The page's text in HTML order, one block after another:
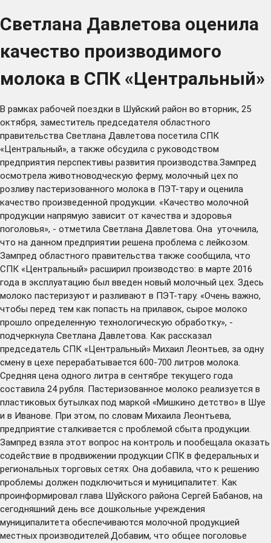
Светлана Давлетова оценила
качество производимого
молока в СПК «Центральный»
В рамках рабочей поездки в Шуйский район во вторник, 25
октября, заместитель председателя областного
правительства Светлана Давлетова посетила СПК
«Центральный», а также обсудила с руководством
предприятия перспективы развития производства.Зампред
осмотрела животноводческую ферму, молочный цех по
розливу пастеризованного молока в ПЭТ-тару и оценила
качество произведенной продукции. «Качество молочной
продукции напрямую зависит от качества и здоровья
поголовья», - отметила Светлана Давлетова. Она уточнила,
что на данном предприятии решена проблема с лейкозом.
Зампред областного правительства также сообщила, что
СПК «Центральный» расширил производство: в марте 2016
года в эксплуатацию был введен новый молочный цех. Здесь
молоко пастеризуют и разливают в ПЭТ-тару. «Очень важно,
чтобы перед тем как попасть на прилавок, сырое молоко
прошло определенную технологическую обработку», -
подчеркнула Светлана Давлетова. Как рассказал
председатель СПК «Центральный» Михаил Леонтьев, за одну
смену в цехе перерабатывается 600-700 литров молока.
Средняя цена одного литра в сентябре текущего года
составила 24 рубля. Пастеризованное молоко реализуется в
пластиковых бутылках под маркой «Мишкино детство» в Шуе
и в Иванове. При этом, по словам Михаила Леонтьева,
предприятие сталкивается с проблемой сбыта продукции.
Зампред взяла этот вопрос на контроль и пообещала оказать
содействие в продвижении продукции СПК в федеральных и
региональных торговых сетях. Она добавила, что к решению
проблемы должен подключиться и муниципалитет. Как
проинформировал глава Шуйского района Сергей Бабанов, на
сегодняшний день все дошкольные учреждения
муниципалитета обеспечиваются молочной продукцией
местных производителей.Добавим, что общее поголовье